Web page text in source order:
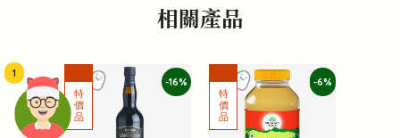
1
相關產品
-16% -6%